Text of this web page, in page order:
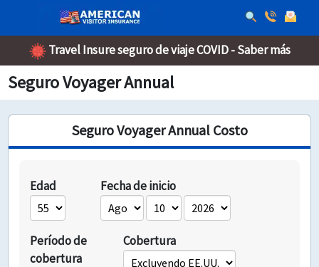
Travel Insure seguro de viaje COVID - Saber más
Seguro Voyager Annual
Seguro Voyager Annual Costo
Edad Fecha de inicio
Período de
cobertura
Cobertura